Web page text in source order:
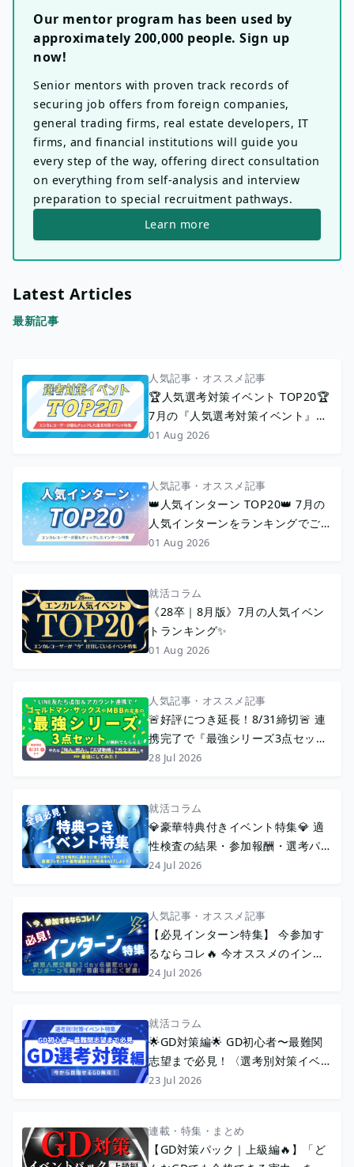
Our mentor program has been used by
approximately 200,000 people. Sign up
now!
Senior mentors with proven track records of
securing job offers from foreign companies,
general trading firms, real estate developers, IT
firms, and financial institutions will guide you
every step of the way, offering direct consultation
on everything from self-analysis and interview
preparation to special recruitment pathways.
Learn more
Latest Articles
最新記事
人気記事・オススメ記事
🏆人気選考対策イベント TOP20🏆
7月の『人気選考対策イベント』を
ランキングでご紹介！
01 Aug 2026
人気記事・オススメ記事
👑人気インターン TOP20👑 7月の
人気インターンをランキングでご紹
介！
01 Aug 2026
就活コラム
《28卒｜8月版》7月の人気イベン
トランキング✨
01 Aug 2026
人気記事・オススメ記事
🚨好評につき延長！8/31締切🚨 連
携完了で『最強シリーズ3点セッ
ト』配布中🎊【たった10秒】エン
28 Jul 2026
就活コラム
💎豪華特典付きイベント特集💎 適
性検査の結果・参加報酬・選考パス
などの特典でおトクに就活！
24 Jul 2026
人気記事・オススメ記事
【必見インターン特集】 今参加す
るならコレ🔥 今オススメのインタ
ーンを厳選特集！
24 Jul 2026
就活コラム
🌟GD対策編🌟 GD初心者〜最難関
志望まで必見！〈選考別対策イベン
ト特集〉
23 Jul 2026
連載・特集・まとめ
【GD対策パック｜上級編🔥】「ど